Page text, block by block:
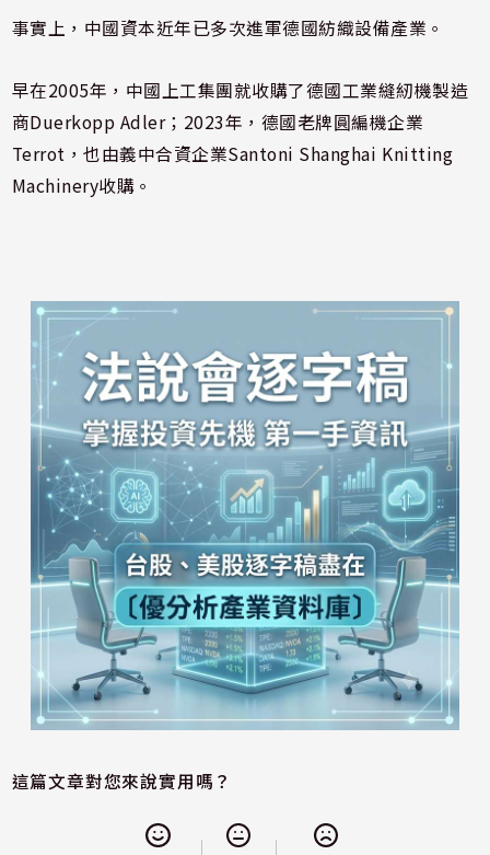
事實上，中國資本近年已多次進軍德國紡織設備產業。
早在2005年，中國上工集團就收購了德國工業縫紉機製造
商Duerkopp Adler；2023年，德國老牌圓編機企業
Terrot，也由義中合資企業Santoni Shanghai Knitting
Machinery收購。
這篇文章對您來說實用嗎？